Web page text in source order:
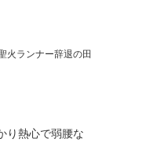
り熱心で弱腰な